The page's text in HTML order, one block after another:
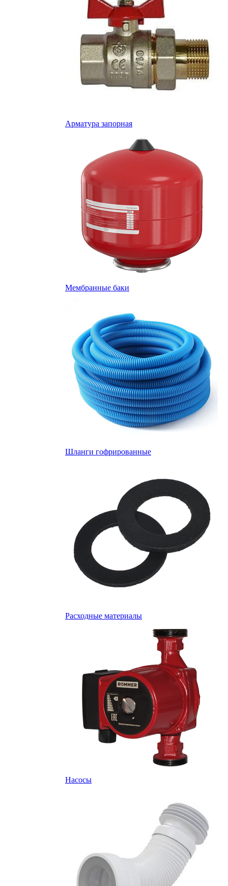
Арматура запорная
Мембранные баки
Шланги гофрированные
Расходные материалы
Насосы